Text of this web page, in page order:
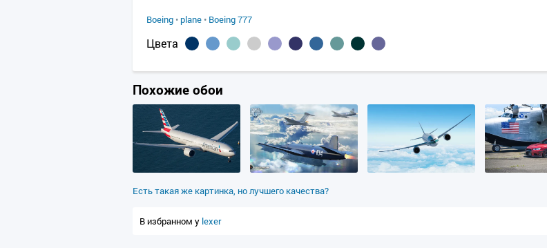
Boeing • plane • Boeing 777
Цвета
Похожие обои
Есть такая же картинка, но лучшего качества?
В избранном у lexer